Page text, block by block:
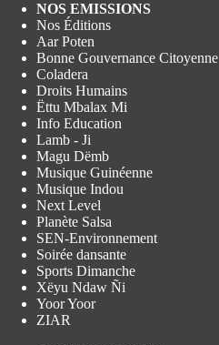
NOS EMISSIONS
Nos Éditions
Aar Poten
Bonne Gouvernance Citoyenne
Coladera
Droits Humains
Ëttu Mbalax Mi
Info Education
Lamb - Ji
Magu Dëmb
Musique Guinéenne
Musique Indou
Next Level
Planète Salsa
SEN-Environnement
Soirée dansante
Sports Dimanche
Xëyu Ndaw Ñi
Yoor Yoor
ZIAR